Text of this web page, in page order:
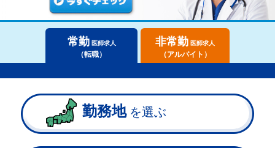
常勤 医師求人
（転職）
非常勤 医師求人
（アルバイト）
勤務地 を選ぶ